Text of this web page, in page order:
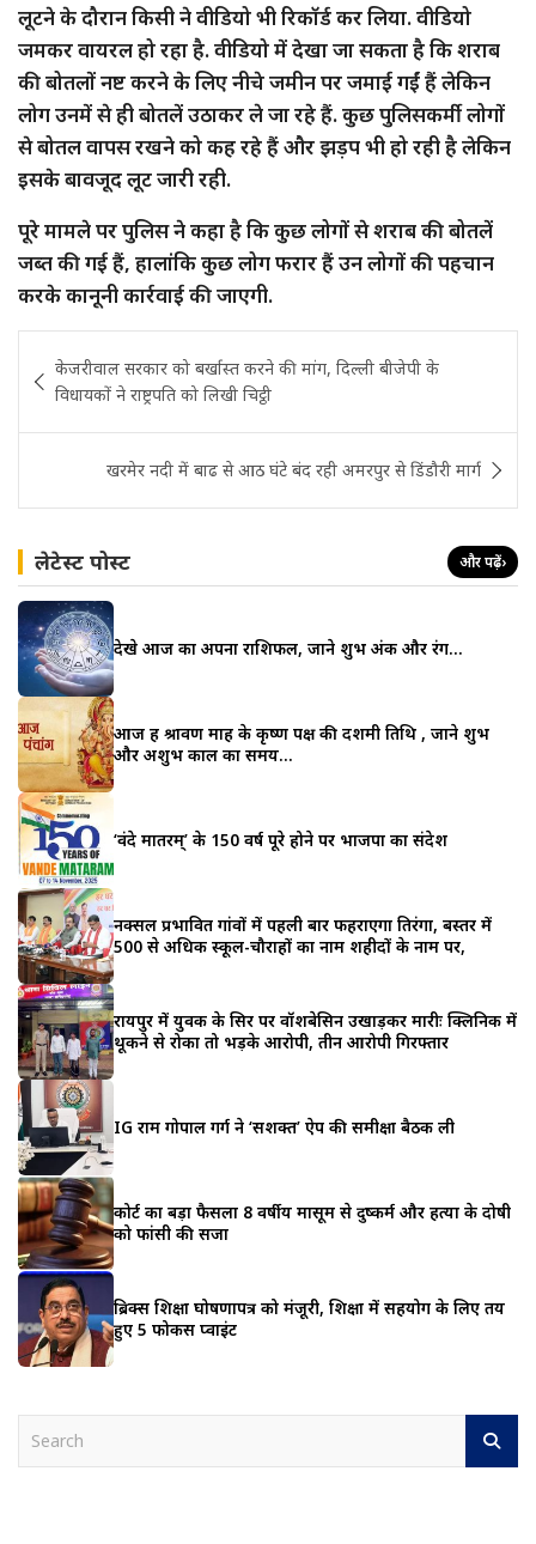
लूटने के दौरान किसी ने वीडियो भी रिकॉर्ड कर लिया. वीडियो
जमकर वायरल हो रहा है. वीडियो में देखा जा सकता है कि शराब
की बोतलों नष्ट करने के लिए नीचे जमीन पर जमाई गईं हैं लेकिन
लोग उनमें से ही बोतलें उठाकर ले जा रहे हैं. कुछ पुलिसकर्मी लोगों
से बोतल वापस रखने को कह रहे हैं और झड़प भी हो रही है लेकिन
इसके बावजूद लूट जारी रही.
पूरे मामले पर पुलिस ने कहा है कि कुछ लोगों से शराब की बोतलें
जब्त की गई हैं, हालांकि कुछ लोग फरार हैं उन लोगों की पहचान
करके कानूनी कार्रवाई की जाएगी.
navigation
केजरीवाल सरकार को बर्खास्त करने की मांग, दिल्ली बीजेपी के
विधायकों ने राष्ट्रपति को लिखी चिट्ठी
खरमेर नदी में बाढ से आठ घंटे बंद रही अमरपुर से डिंडौरी मार्ग
लेटेस्ट पोस्ट और पढ़ें›
देखे आज का अपना राशिफल, जाने शुभ अंक और रंग…
आज हैं श्रावण माह के कृष्ण पक्ष की दशमी तिथि , जाने शुभ
और अशुभ काल का समय…
‘वंदे मातरम्’ के 150 वर्ष पूरे होने पर भाजपा का संदेश
नक्सल प्रभावित गांवों में पहली बार फहराएगा तिरंगा, बस्तर में
500 से अधिक स्कूल-चौराहों का नाम शहीदों के नाम पर,
रायपुर में युवक के सिर पर वॉशबेसिन उखाड़कर मारीः क्लिनिक में
थूकने से रोका तो भड़के आरोपी, तीन आरोपी गिरफ्तार
IG राम गोपाल गर्ग ने ‘सशक्त’ ऐप की समीक्षा बैठक ली
कोर्ट का बड़ा फैसला 8 वर्षीय मासूम से दुष्कर्म और हत्या के दोषी
को फांसी की सजा
ब्रिक्स शिक्षा घोषणापत्र को मंजूरी, शिक्षा में सहयोग के लिए तय
हुए 5 फोकस प्वाइंट